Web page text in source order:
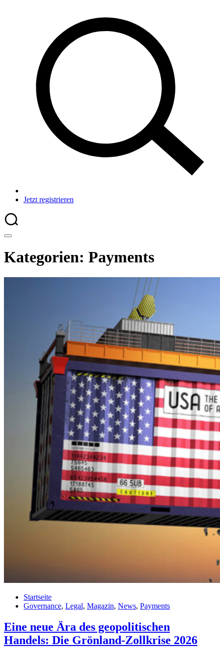
Jetzt registrieren
Kategorien: Payments
Startseite
Governance, Legal, Magazin, News, Payments
Eine neue Ära des geopolitischen
Handels: Die Grönland-Zollkrise 2026